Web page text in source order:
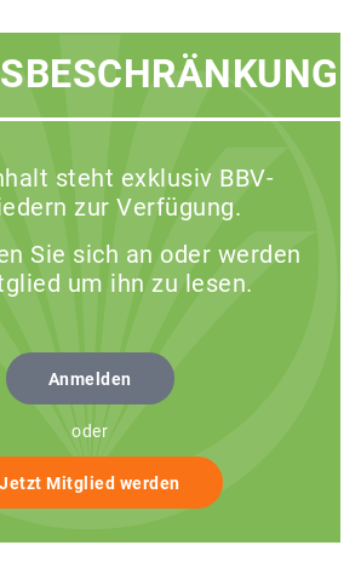
steht exklusiv BBV-
zur Verfügung.
Sie sich an oder werden
um ihn zu lesen.
Anmelden
oder
Jetzt Mitglied werden